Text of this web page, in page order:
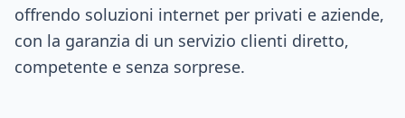
offrendo soluzioni internet per privati e aziende,
con la garanzia di un servizio clienti diretto,
competente e senza sorprese.